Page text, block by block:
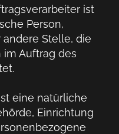
ist
Person,
Stelle, die
Auftrag des
eine natürliche
Einrichtung